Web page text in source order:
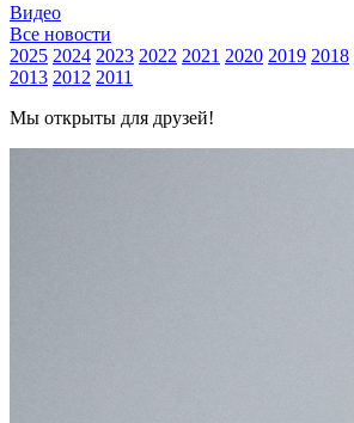
Видео
Все новости
2025 2024 2023 2022 2021 2020 2019 2018
2013 2012 2011
Мы открыты для друзей!